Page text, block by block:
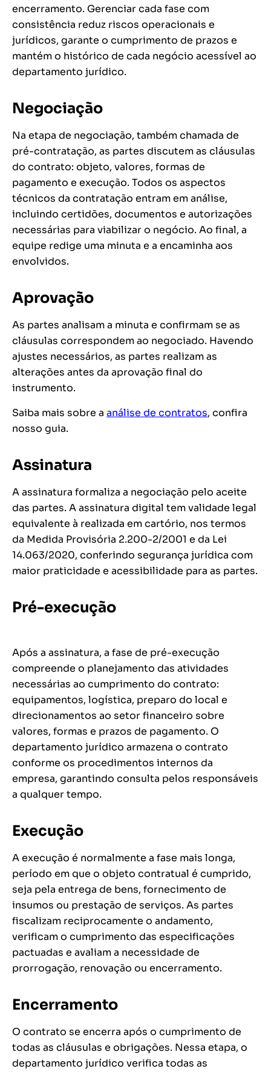
encerramento. Gerenciar cada fase com
consistência reduz riscos operacionais e
jurídicos, garante o cumprimento de prazos e
mantém o histórico de cada negócio acessível ao
departamento jurídico.
Negociação
Na etapa de negociação, também chamada de
pré-contratação, as partes discutem as cláusulas
do contrato: objeto, valores, formas de
pagamento e execução. Todos os aspectos
técnicos da contratação entram em análise,
incluindo certidões, documentos e autorizações
necessárias para viabilizar o negócio. Ao final, a
equipe redige uma minuta e a encaminha aos
envolvidos.
Aprovação
As partes analisam a minuta e confirmam se as
cláusulas correspondem ao negociado. Havendo
ajustes necessários, as partes realizam as
alterações antes da aprovação final do
instrumento.
Saiba mais sobre a análise de contratos, confira
nosso guia.
Assinatura
A assinatura formaliza a negociação pelo aceite
das partes. A assinatura digital tem validade legal
equivalente à realizada em cartório, nos termos
da Medida Provisória 2.200-2/2001 e da Lei
14.063/2020, conferindo segurança jurídica com
maior praticidade e acessibilidade para as partes.
Pré-execução
Após a assinatura, a fase de pré-execução
compreende o planejamento das atividades
necessárias ao cumprimento do contrato:
equipamentos, logística, preparo do local e
direcionamentos ao setor financeiro sobre
valores, formas e prazos de pagamento. O
departamento jurídico armazena o contrato
conforme os procedimentos internos da
empresa, garantindo consulta pelos responsáveis
a qualquer tempo.
Execução
A execução é normalmente a fase mais longa,
período em que o objeto contratual é cumprido,
seja pela entrega de bens, fornecimento de
insumos ou prestação de serviços. As partes
fiscalizam reciprocamente o andamento,
verificam o cumprimento das especificações
pactuadas e avaliam a necessidade de
prorrogação, renovação ou encerramento.
Encerramento
O contrato se encerra após o cumprimento de
todas as cláusulas e obrigações. Nessa etapa, o
departamento jurídico verifica todas as